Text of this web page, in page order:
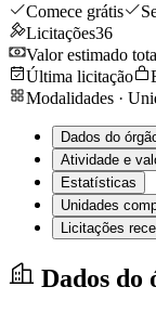
Comece grátis
Licitações36
Valor estimado
Última licitação
Modalidades ·
Dados do
Atividade e
Estatísticas
Unidades
Licitações
Dados do